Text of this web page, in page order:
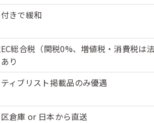
きで緩和
総合税（関税0%、増値税・消費税
り
ィブリスト掲載品のみ優遇
倉庫 or 日本から直送